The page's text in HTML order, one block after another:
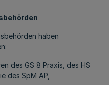
haben
des GS 8 Praxis, des HS
des SpM AP,